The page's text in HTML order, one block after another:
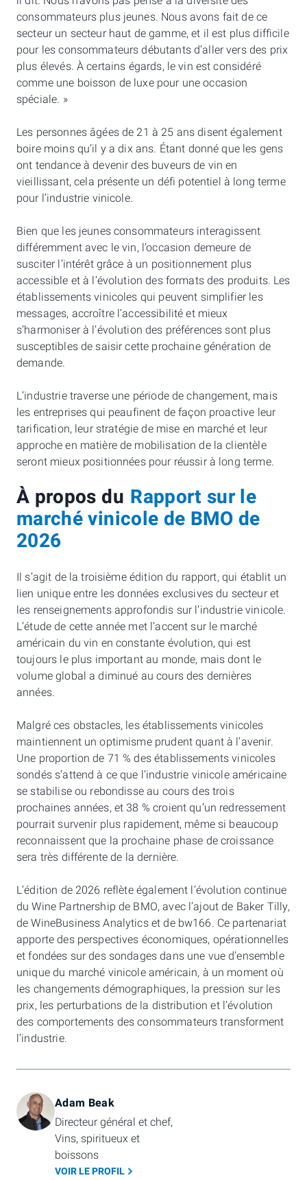
consommateurs plus jeunes. Nous avons fait de ce
secteur un secteur haut de gamme, et il est plus difficile
pour les consommateurs débutants d’aller vers des prix
plus élevés. À certains égards, le vin est considéré
comme une boisson de luxe pour une occasion
spéciale. »
Les personnes âgées de 21 à 25 ans disent également
boire moins qu’il y a dix ans. Étant donné que les gens
ont tendance à devenir des buveurs de vin en
vieillissant, cela présente un défi potentiel à long terme
pour l’industrie vinicole.
Bien que les jeunes consommateurs interagissent
différemment avec le vin, l’occasion demeure de
susciter l’intérêt grâce à un positionnement plus
accessible et à l’évolution des formats des produits. Les
établissements vinicoles qui peuvent simplifier les
messages, accroître l’accessibilité et mieux
s’harmoniser à l’évolution des préférences sont plus
susceptibles de saisir cette prochaine génération de
demande.
L’industrie traverse une période de changement, mais
les entreprises qui peaufinent de façon proactive leur
tarification, leur stratégie de mise en marché et leur
approche en matière de mobilisation de la clientèle
seront mieux positionnées pour réussir à long terme.
À propos du Rapport sur le
marché vinicole de BMO de
2026
Il s’agit de la troisième édition du rapport, qui établit un
lien unique entre les données exclusives du secteur et
les renseignements approfondis sur l’industrie vinicole.
L’étude de cette année met l’accent sur le marché
américain du vin en constante évolution, qui est
toujours le plus important au monde, mais dont le
volume global a diminué au cours des dernières
années.
Malgré ces obstacles, les établissements vinicoles
maintiennent un optimisme prudent quant à l’avenir.
Une proportion de 71 % des établissements vinicoles
sondés s’attend à ce que l’industrie vinicole américaine
se stabilise ou rebondisse au cours des trois
prochaines années, et 38 % croient qu’un redressement
pourrait survenir plus rapidement, même si beaucoup
reconnaissent que la prochaine phase de croissance
sera très différente de la dernière.
L’édition de 2026 reflète également l’évolution continue
du Wine Partnership de BMO, avec l’ajout de Baker Tilly,
de WineBusiness Analytics et de bw166. Ce partenariat
apporte des perspectives économiques, opérationnelles
et fondées sur des sondages dans une vue d’ensemble
unique du marché vinicole américain, à un moment où
les changements démographiques, la pression sur les
prix, les perturbations de la distribution et l’évolution
des comportements des consommateurs transforment
l’industrie.
Adam Beak
Directeur général et chef,
Vins, spiritueux et
boissons
VOIR LE PROFIL